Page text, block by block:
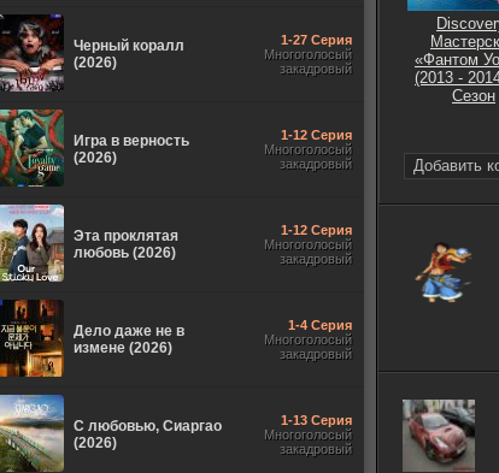
«Фантом
(2013 -
Сезон
Добавить
Черный коралл
(2026)
1-27 Серия
Многоголосый
закадровый
Игра в верность
(2026)
1-12 Серия
Многоголосый
закадровый
Эта проклятая
любовь (2026)
1-12 Серия
Многоголосый
закадровый
Дело даже не в
измене (2026)
1-4 Серия
Многоголосый
закадровый
С любовью, Сиаргао
(2026)
1-13 Серия
Многоголосый
закадровый